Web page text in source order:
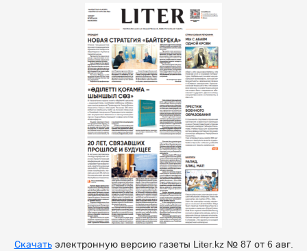
Скачатьэлектронную версию газеты Liter.kz № 87 от 6 авг.